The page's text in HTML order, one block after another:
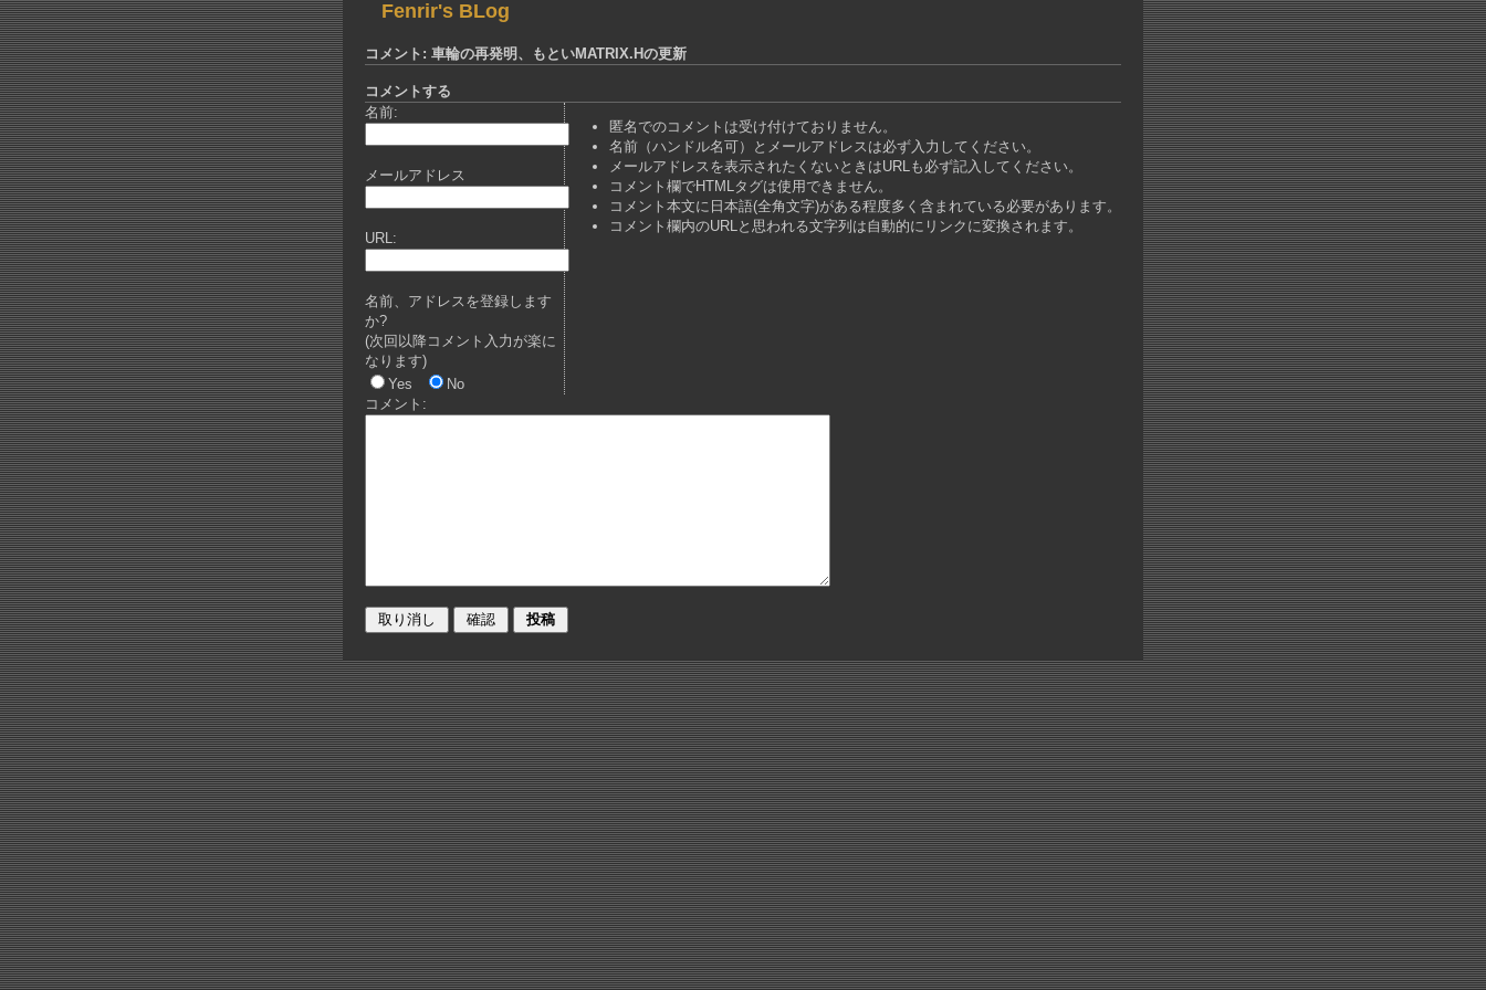
Fenrir's BLog
コメント: 車輪の再発明、もといMATRIX.Hの更新
コメントする
名前:
メールアドレス
URL:
名前、アドレスを登録します
か?
(次回以降コメント入力が楽に
なります)
Yes
No
匿名でのコメントは受け付けておりません。
名前（ハンドル名可）とメールアドレスは必ず入力してください。
メールアドレスを表示されたくないときはURLも必ず記入してください。
コメント欄でHTMLタグは使用できません。
コメント本文に日本語(全角文字)がある程度多く含まれている必要があります。
コメント欄内のURLと思われる文字列は自動的にリンクに変換されます。
コメント: